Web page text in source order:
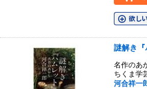
謎解き『
名作のあ
ちくま学
河合祥一